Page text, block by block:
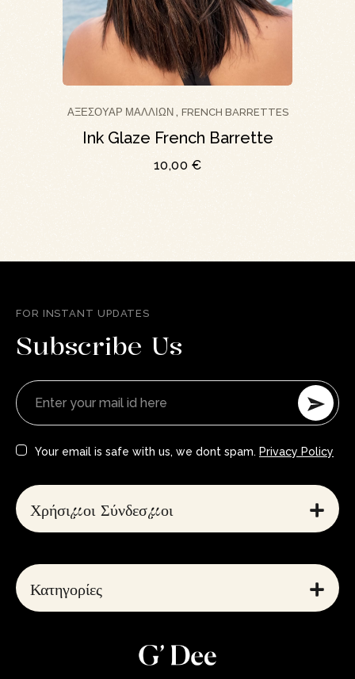
ΑΞΕΣΟΥΆΡ ΜΑΛΛΙΏΝ , FRENCH BARRETTES
Ink Glaze French Barrette
10,00 €
FOR INSTANT UPDATES
Subscribe Us
Your email is safe with us, we dont spam. Privacy Policy
Χρήσιμοι Σύνδεσμοι
Κατηγορίες